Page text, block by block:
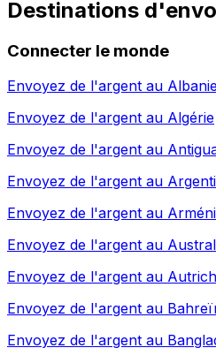
Destinations
Connecter le monde
Envoyez de l'argent au
Envoyez de l'argent au Algérie
Envoyez de l'argent au
Envoyez de l'argent au
Envoyez de l'argent au
Envoyez de l'argent au
Envoyez de l'argent au
Envoyez de l'argent au
Envoyez de l'argent au